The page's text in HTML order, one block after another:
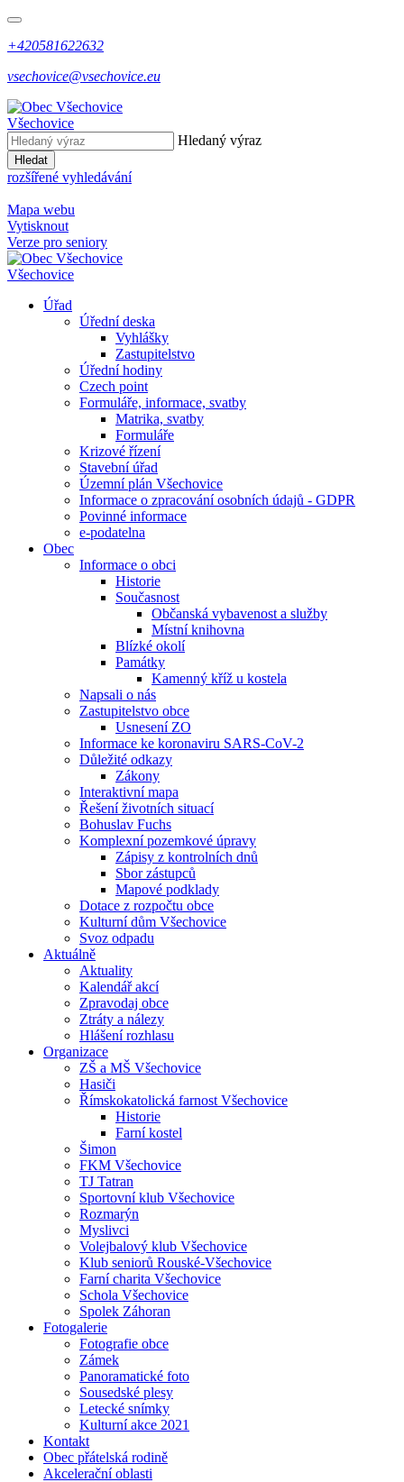
+420581622632
vsechovice@vsechovice.eu
Všechovice
Hledaný výraz
Hledat
rozšířené vyhledávání
Mapa webu
Vytisknout
Verze pro seniory
Všechovice
Úřad
Úřední deska
Vyhlášky
Zastupitelstvo
Úřední hodiny
Czech point
Formuláře, informace, svatby
Matrika, svatby
Formuláře
Krizové řízení
Stavební úřad
Územní plán Všechovice
Informace o zpracování osobních údajů - GDPR
Povinné informace
e-podatelna
Obec
Informace o obci
Historie
Současnost
Občanská vybavenost a služby
Místní knihovna
Blízké okolí
Památky
Kamenný kříž u kostela
Napsali o nás
Zastupitelstvo obce
Usnesení ZO
Informace ke koronaviru SARS-CoV-2
Důležité odkazy
Zákony
Interaktivní mapa
Řešení životních situací
Bohuslav Fuchs
Komplexní pozemkové úpravy
Zápisy z kontrolních dnů
Sbor zástupců
Mapové podklady
Dotace z rozpočtu obce
Kulturní dům Všechovice
Svoz odpadu
Aktuálně
Aktuality
Kalendář akcí
Zpravodaj obce
Ztráty a nálezy
Hlášení rozhlasu
Organizace
ZŠ a MŠ Všechovice
Hasiči
Římskokatolická farnost Všechovice
Historie
Farní kostel
Šimon
FKM Všechovice
TJ Tatran
Sportovní klub Všechovice
Rozmarýn
Myslivci
Volejbalový klub Všechovice
Klub seniorů Rouské-Všechovice
Farní charita Všechovice
Schola Všechovice
Spolek Záhoran
Fotogalerie
Fotografie obce
Zámek
Panoramatické foto
Sousedské plesy
Letecké snímky
Kulturní akce 2021
Kontakt
Obec přátelská rodině
Akcelerační oblasti